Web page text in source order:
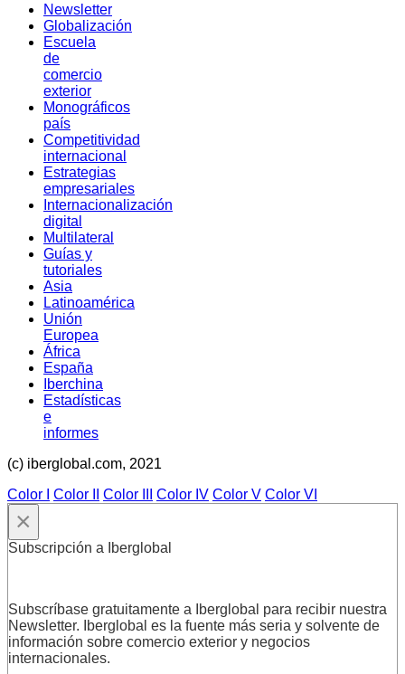
Newsletter
Globalización
Escuela
de
comercio
exterior
Monográficos
país
Competitividad
internacional
Estrategias
empresariales
Internacionalización
digital
Multilateral
Guías y
tutoriales
Asia
Latinoamérica
Unión
Europea
África
España
Iberchina
Estadísticas
e
informes
(c) iberglobal.com, 2021
Color I
Color II Color III Color IV Color V Color VI
×
Subscripción a Iberglobal
Subscríbase gratuitamente a Iberglobal para recibir nuestra
Newsletter. Iberglobal es la fuente más seria y solvente de
información sobre comercio exterior y negocios
internacionales.